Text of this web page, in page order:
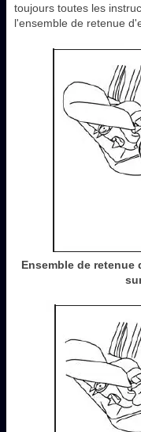
toujours toutes les
l'ensemble de retenue
Ensemble de